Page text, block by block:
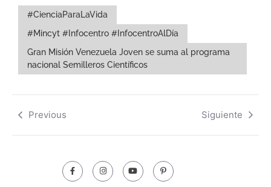
#CienciaParaLaVida
#Mincyt #Infocentro #InfocentroAlDía
Gran Misión Venezuela Joven se suma al programa
nacional Semilleros Científicos
Previous Siguiente